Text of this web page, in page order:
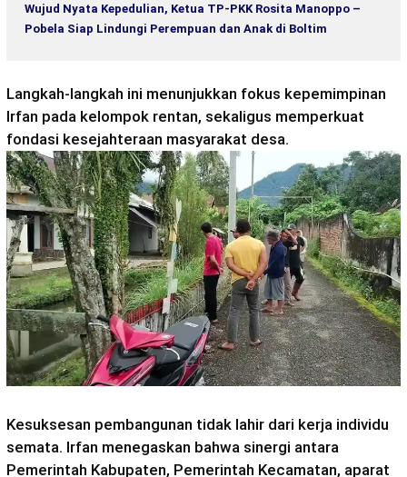
Wujud Nyata Kepedulian, Ketua TP-PKK Rosita Manoppo –
Pobela Siap Lindungi Perempuan dan Anak di Boltim
Langkah-langkah ini menunjukkan fokus kepemimpinan
Irfan pada kelompok rentan, sekaligus memperkuat
fondasi kesejahteraan masyarakat desa.
Kesuksesan pembangunan tidak lahir dari kerja individu
semata. Irfan menegaskan bahwa sinergi antara
Pemerintah Kabupaten, Pemerintah Kecamatan, aparat